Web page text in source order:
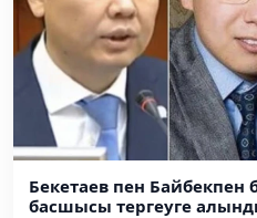
Бекетаев пен
басшысы тергеуге